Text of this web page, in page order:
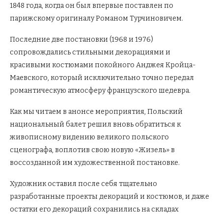
1848 года, когда он был впервые поставлен по
парижскому оригиналу Романом Турчиновичем.
Последние две постановки (1968 и 1976)
сопровождались стильными декорациями и
красивыми костюмами покойного Анджея Кройца-
Маевского, который исключительно точно передал
романтическую атмосферу французского шедевра.
Как мы читаем в анонсе мероприятия, Польский
национальный балет решил вновь обратиться к
живописному видению великого польского
сценографа, воплотив свою новую «Жизель» в
воссозданной им художественной постановке.
Художник оставил после себя тщательно
разработанные проекты декораций и костюмов, и даже
остатки его декораций сохранились на складах